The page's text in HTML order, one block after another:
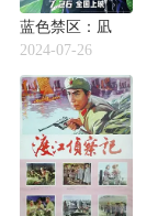
蓝色禁区：凪
2024-07-26